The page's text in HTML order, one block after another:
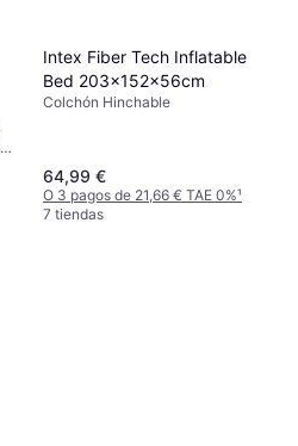
Intex Fiber Tech Inflatable
Bed 203x152x56cm
Colchón Hinchable
64,99 €
O 3 pagos de 21,66 € TAE 0%¹
7 tiendas